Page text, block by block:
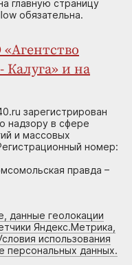
главную страницу
обязательна.
Калуга» и на
зарегистрирован
надзору в сфере
и массовых
номер:
правда –
данные геолокации
Яндекс.Метрика,
использования
персональных данных.